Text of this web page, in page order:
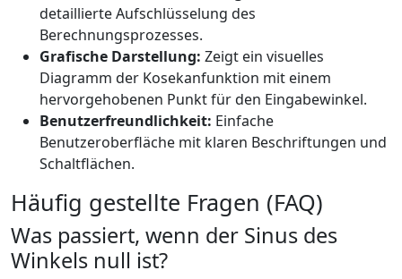
detaillierte Aufschlüsselung des
Berechnungsprozesses.
Grafische Darstellung: Zeigt ein visuelles
Diagramm der Kosekanfunktion mit einem
hervorgehobenen Punkt für den Eingabewinkel.
Benutzerfreundlichkeit: Einfache
Benutzeroberfläche mit klaren Beschriftungen und
Schaltflächen.
Häufig gestellte Fragen (FAQ)
Was passiert, wenn der Sinus des
Winkels null ist?